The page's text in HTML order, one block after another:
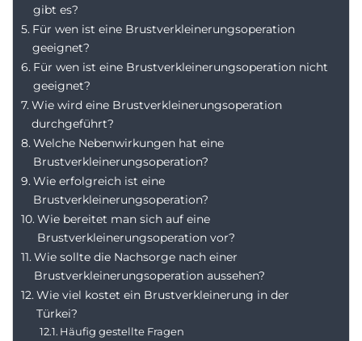
gibt es?
Für wen ist eine Brustverkleinerungsoperation
geeignet?
Für wen ist eine Brustverkleinerungsoperation nicht
geeignet?
Wie wird eine Brustverkleinerungsoperation
durchgeführt?
Welche Nebenwirkungen hat eine
Brustverkleinerungsoperation?
Wie erfolgreich ist eine
Brustverkleinerungsoperation?
Wie bereitet man sich auf eine
Brustverkleinerungsoperation vor?
Wie sollte die Nachsorge nach einer
Brustverkleinerungsoperation aussehen?
Wie viel kostet ein Brustverkleinerung in der
Türkei?
Häufig gestellte Fragen